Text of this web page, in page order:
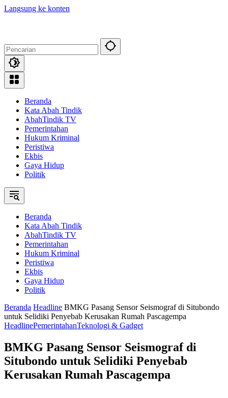
Langsung ke konten
Beranda
Kata Abah Tindik
AbahTindik TV
Pemerintahan
Hukum Kriminal
Peristiwa
Ekbis
Gaya Hidup
Politik
Beranda
Kata Abah Tindik
AbahTindik TV
Pemerintahan
Hukum Kriminal
Peristiwa
Ekbis
Gaya Hidup
Politik
Beranda Headline BMKG Pasang Sensor Seismograf di Situbondo
untuk Selidiki Penyebab Kerusakan Rumah Pascagempa
HeadlinePemerintahanTeknologi & Gadget
BMKG Pasang Sensor Seismograf di
Situbondo untuk Selidiki Penyebab
Kerusakan Rumah Pascagempa